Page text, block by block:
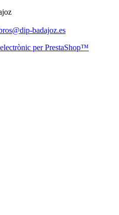
badajoz.es
per PrestaShop™